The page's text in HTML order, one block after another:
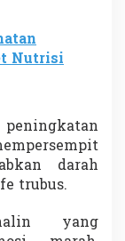
Nutrisi
darah
trubus.
yang